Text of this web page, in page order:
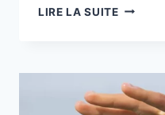
LIRE LA SUITEPUBLIEZ
VIDÉOS
360
DEGRÉS